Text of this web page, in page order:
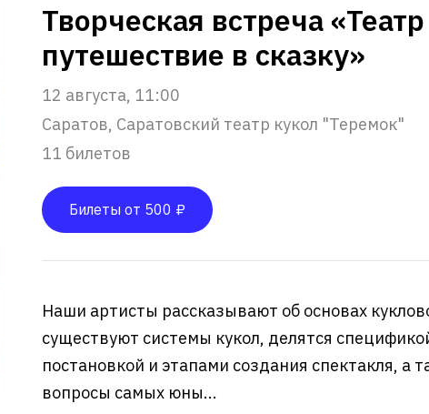
Творческая встреча
путешествие в сказку»
12 августа, 11:00
Саратов, Саратовский театр кукол "Теремок"
11 билетов
Билеты от 500 ₽
Наши артисты рассказывают об основах
существуют системы кукол, делятся
постановкой и этапами создания спектакля, а
вопросы самых юны...